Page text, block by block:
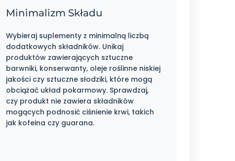
Minimalizm Składu
Wybieraj suplementy z minimalną liczbą
dodatkowych składników. Unikaj
produktów zawierających sztuczne
barwniki, konserwanty, oleje roślinne niskiej
jakości czy sztuczne słodziki, które mogą
obciążać układ pokarmowy. Sprawdzaj,
czy produkt nie zawiera składników
mogących podnosić ciśnienie krwi, takich
jak kofeina czy guarana.